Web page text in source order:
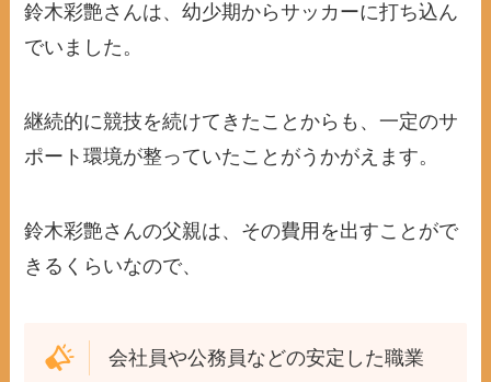
鈴木彩艶さんは、幼少期からサッカーに打ち込ん
でいました。
継続的に競技を続けてきたことからも、一定のサ
ポート環境が整っていたことがうかがえます。
鈴木彩艶さんの父親は、その費用を出すことがで
きるくらいなので、
会社員や公務員などの安定した職業